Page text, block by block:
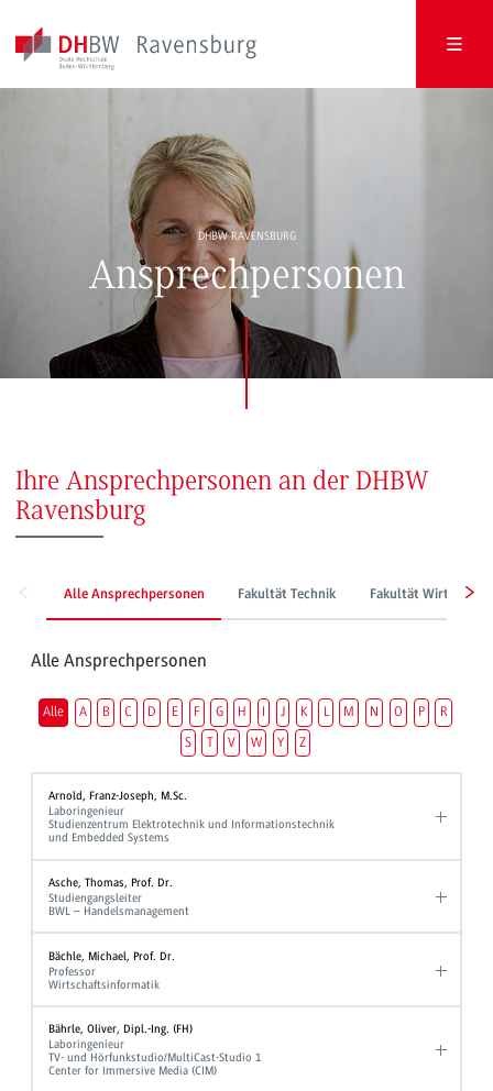
DHBW RAVENSBURG
Ansprechpersonen
Ihre Ansprechpersonen an der DHBW
Ravensburg
Alle Ansprechpersonen Fakultät Technik Fakultät Wirtschaft
Alle Ansprechpersonen
Alle A B C D E F G H I J K L M N O P
R
S
T V W Y Z
Arnold, Franz-Joseph, M.Sc.
Laboringenieur
Studienzentrum Elektrotechnik und Informationstechnik
und Embedded Systems
Asche, Thomas, Prof. Dr.
Studiengangsleiter
BWL – Handelsmanagement
Bächle, Michael, Prof. Dr.
Professor
Wirtschaftsinformatik
Bährle, Oliver, Dipl.-Ing. (FH)
Laboringenieur
TV- und Hörfunkstudio/MultiCast-Studio 1
Center for Immersive Media (CIM)